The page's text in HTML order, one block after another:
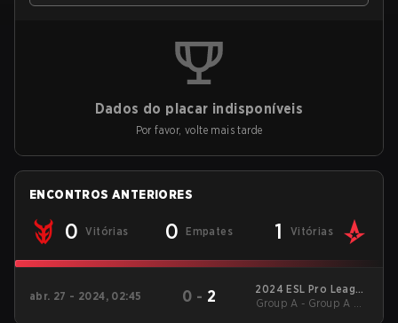
Dados do placar indisponíveis
Por favor, volte mais tarde
ENCONTROS ANTERIORES
0 Vitórias 0 Empates 1 Vitórias
abr. 27 - 2024, 02:45 0 - 2
2024 ESL Pro League
Season 19
Group A - Group A UB